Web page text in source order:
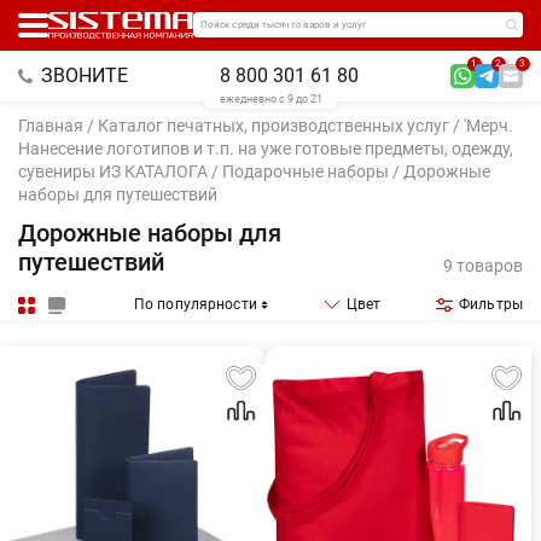
Поиск среди тысяч товаров и услуг
ЗВОНИТЕ 8 800 301 61 80
1 2 3
ежедневно с 9 до 21
Главная / Каталог печатных, производственных услуг / 'Мерч.
Нанесение логотипов и т.п. на уже готовые предметы, одежду,
сувениры ИЗ КАТАЛОГА / Подарочные наборы / Дорожные
наборы для путешествий
Дорожные наборы для
путешествий
9 товаров
По популярности Цвет Фильтры